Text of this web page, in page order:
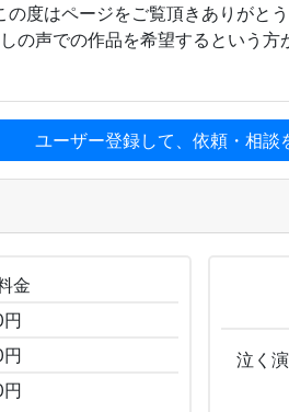
度はページをご覧頂きありがとう
の声での作品を希望するという
ユーザー登録して、依頼・相談
金
泣く